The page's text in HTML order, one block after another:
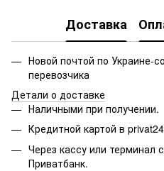
Доставка
Новой почтой по Украине-
перевозчика
Детали о доставке
Наличными при получении.
Кредитной картой в
Через кассу или терминал
Приватбанк.